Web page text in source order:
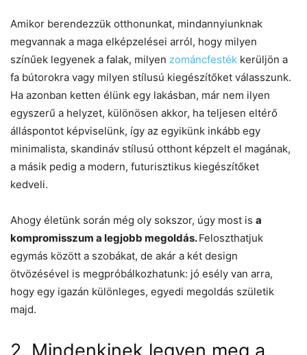
Amikor berendezzük otthonunkat, mindannyiunknak
megvannak a maga elképzelései arról, hogy milyen
színűek legyenek a falak, milyen zománcfesték kerüljön a
fa bútorokra vagy milyen stílusú kiegészítőket válasszunk.
Ha azonban ketten élünk egy lakásban, már nem ilyen
egyszerű a helyzet, különösen akkor, ha teljesen eltérő
álláspontot képviselünk, így az egyikünk inkább egy
minimalista, skandináv stílusú otthont képzelt el magának,
a másik pedig a modern, futurisztikus kiegészítőket
kedveli.
Ahogy életünk során még oly sokszor, úgy most is a
kompromisszum a legjobb megoldás.Feloszthatjuk
egymás között a szobákat, de akár a két design
ötvözésével is megpróbálkozhatunk: jó esély van arra,
hogy egy igazán különleges, egyedi megoldás születik
majd.
2. Mindenkinek legyen meg a